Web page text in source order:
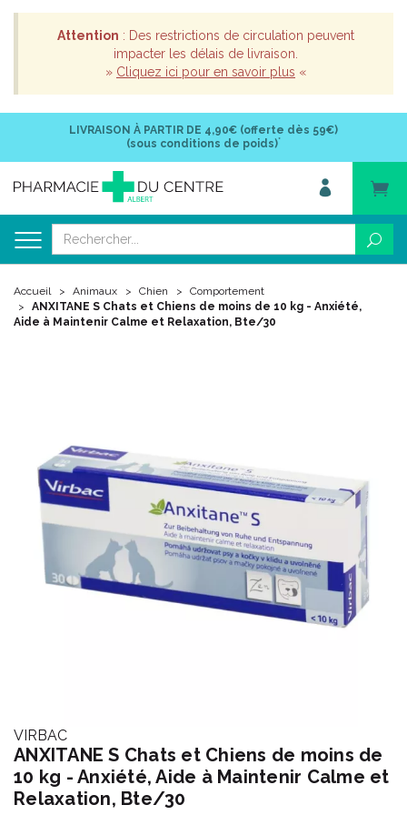
Attention : Des restrictions de circulation peuvent
impacter les délais de livraison.
» Cliquez ici pour en savoir plus «
LIVRAISON À PARTIR DE 4,90€ (offerte dès 59€)
(sous conditions de poids)*
Accueil Animaux Chien
Comportement
ANXITANE S Chats et Chiens de moins de 10 kg - Anxiété,
Aide à Maintenir Calme et Relaxation, Bte/30
VIRBAC
ANXITANE S Chats et Chiens de moins de
10 kg - Anxiété, Aide à Maintenir Calme et
Relaxation, Bte/30